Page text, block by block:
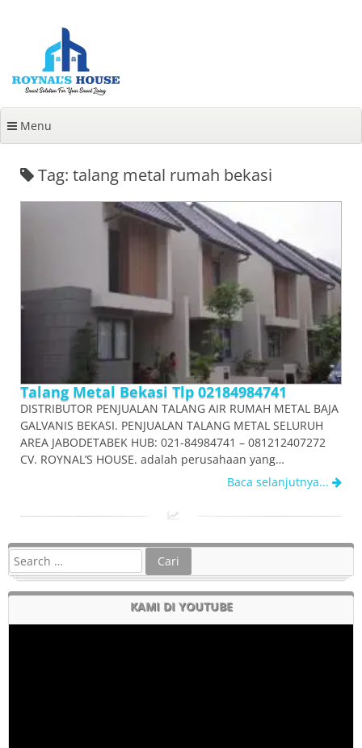
Menu
Tag: talang metal rumah bekasi
Talang Metal Bekasi Tlp 02184984741
DISTRIBUTOR PENJUALAN TALANG AIR RUMAH METAL BAJA
GALVANIS BEKASI. PENJUALAN TALANG METAL SELURUH
AREA JABODETABEK HUB: 021-84984741 – 081212407272
CV. ROYNAL’S HOUSE. adalah perusahaan yang…
Baca selanjutnya...
KAMI DI YOUTUBE